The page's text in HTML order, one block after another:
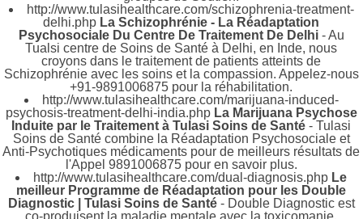
http://www.tulasihealthcare.com/schizophrenia-treatment-
delhi.php La Schizophrénie - La Réadaptation
Psychosociale Du Centre De Traitement De Delhi- Au
Tualsi centre de Soins de Santé à Delhi, en Inde, nous
croyons dans le traitement de patients atteints de
Schizophrénie avec les soins et la compassion. Appelez-nous
+91-9891006875 pour la réhabilitation.
http://www.tulasihealthcare.com/marijuana-induced-
psychosis-treatment-delhi-india.php La Marijuana Psychose
Induite par le Traitement à Tulasi Soins de Santé - Tulasi
Soins de Santé combine la Réadaptation Psychosociale et
Anti-Psychotiques médicaments pour de meilleurs résultats de
l'Appel 9891006875 pour en savoir plus.
http://www.tulasihealthcare.com/dual-diagnosis.php Le
meilleur Programme de Réadaptation pour les Double
Diagnostic | Tulasi Soins de Santé- Double Diagnostic est